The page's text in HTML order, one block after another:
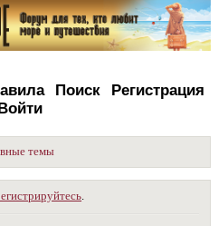
Поиск
Регистрация
темы